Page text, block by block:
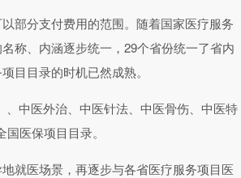
部分支付费用的范围。随着国家医疗服务
称、内涵逐步统一，29个省份统一了省内
目目录的时机已然成熟。
中医外治、中医针法、中医骨伤、中医特
医保项目目录。
就医场景，再逐步与各省医疗服务项目医